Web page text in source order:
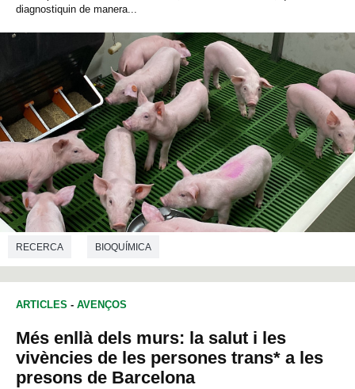
Agenda
English Español
CERCAR
diagnostiquin de manera...
RECERCA BIOQUÍMICA
ARTICLES - AVENÇOS
Més enllà dels murs: la salut i les
vivències de les persones trans* a les
presons de Barcelona